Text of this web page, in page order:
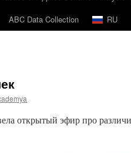
ABC Data Collection RU
открытый эфир про